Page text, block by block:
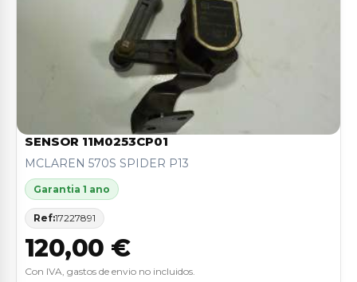
SENSOR 11M0253CP01
MCLAREN 570S SPIDER P13
Garantia 1 ano
Ref:17227891
120,00 €
Con IVA, gastos de envio no incluidos.